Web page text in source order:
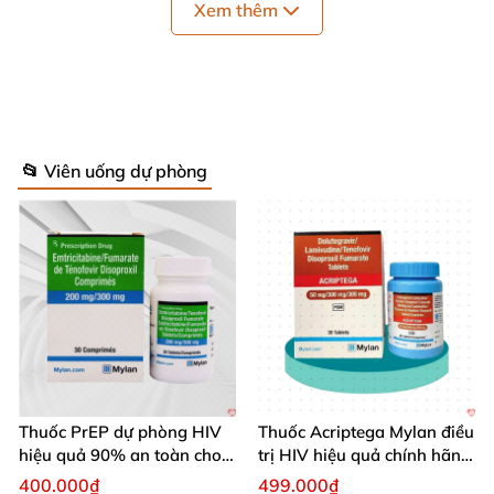
TAVIN-EM
là thuốc kháng virus thuộc nhóm ARV
(NRTI),được sử dụng để:
Dự phòng trước phơi nhiễm HIV (PrEP) cho người
chưa nhiễmnhưng có nguy cơ cao
Điều trị HIV-1cho người đãđược chẩn đoán
nhiễm bệnh
Xem thêm
📂 Viên uống dự phòng
Thuốc PrEP dự phòng HIV
hiệu quả 90% an toàn cho
người dùng
400.000₫
Thuốc Acriptega Mylan điều
trị HIV hiệu quả chính hãng
30v
499.000₫